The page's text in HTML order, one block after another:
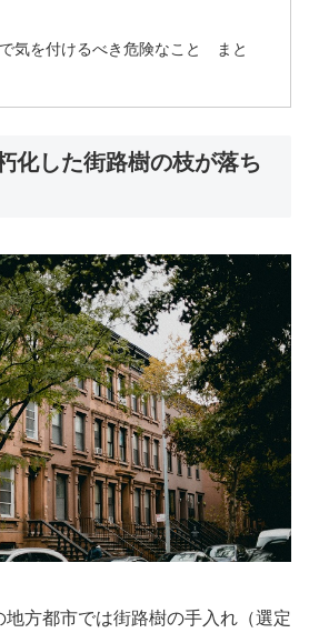
気を付けるべき危険なこと まと
化した街路樹の枝が落ち
方都市では街路樹の手入れ（選定